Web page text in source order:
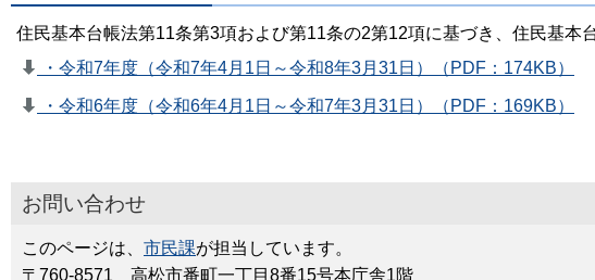
住民基本台帳法第11条第3項および第11条の2第12項に基づき、住民基本
・令和7年度（令和7年4月1日～令和8年3月31日）（PDF：174KB）
・令和6年度（令和6年4月1日～令和7年3月31日）（PDF：169KB）
お問い合わせ
このページは、 市民課が担当しています。
〒760-8571 高松市番町一丁目8番15号本庁舎1階